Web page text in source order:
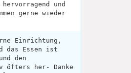
und
gerne wieder
Einrichtung,
das Essen ist
den
öfters her- Danke